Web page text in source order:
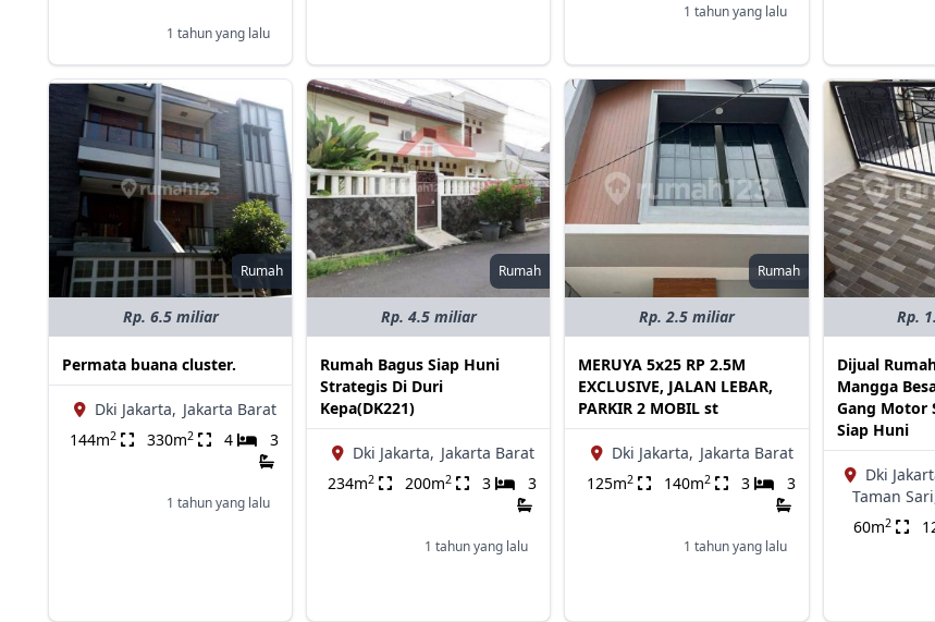
1 tahun yang lalu
1 tahun yang lalu
Rumah
Rp. 6.5 miliar
Permata buana cluster.
Dki Jakarta, Jakarta Barat
144m2 330m2 4 3
1 tahun yang lalu
Rumah
Rp. 4.5 miliar
Rumah Bagus Siap Huni
Strategis Di Duri
Kepa(DK221)
Dki Jakarta, Jakarta Barat
234m2 200m2 3 3
1 tahun yang lalu
Rumah
Rp. 2.5 miliar
MERUYA 5x25 RP 2.5M
EXCLUSIVE, JALAN LEBAR,
PARKIR 2 MOBIL st
Dki Jakarta, Jakarta Barat
125m2 140m2 3 3
1 tahun yang lalu
Rp.
Dijual
Mangga
Gang Motor
Siap Huni
Dki
Taman
60m2